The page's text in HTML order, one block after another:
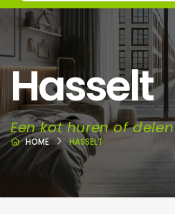
Hasselt
Een kot huren of delen
HOME HASSELT